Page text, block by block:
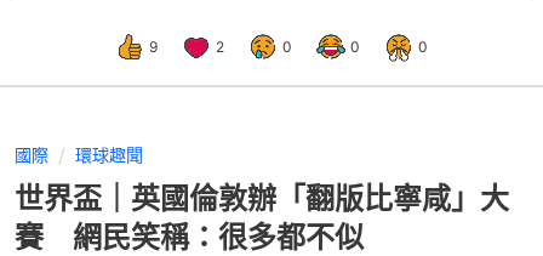
9 2 0 0 0
國際 環球趣聞
世界盃｜英國倫敦辦「翻版比寧咸」大
賽 網民笑稱：很多都不似